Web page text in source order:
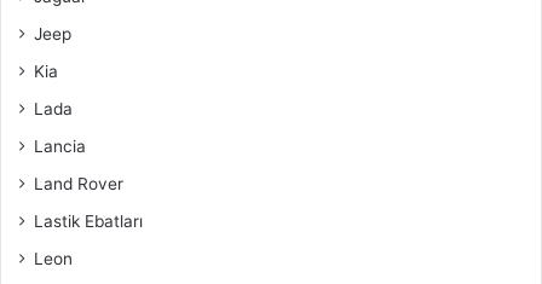
Jeep
Kia
Lada
Lancia
Land Rover
Lastik Ebatları
Leon